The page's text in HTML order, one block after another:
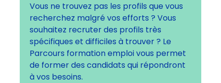
Vous ne trouvez pas les profils que vous
recherchez malgré vos efforts ? Vous
souhaitez recruter des profils très
spécifiques et difficiles à trouver ? Le
Parcours formation emploi vous permet
de former des candidats qui répondront
à vos besoins.